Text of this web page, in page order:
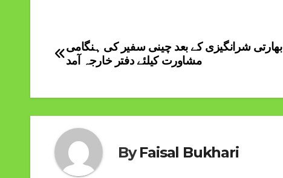
Post
بھارتی شرانگیزی کے بعد چینی سفیر کی ہنگامی
مشاورت کیلئے دفتر خارجہ آمد
ByFaisal Bukhari